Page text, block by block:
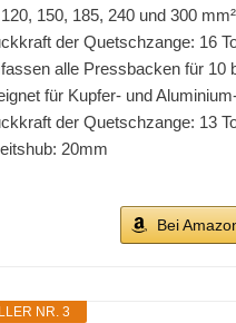
150, 185, 240 und 300 mm²
der Quetschzange: 16
alle Pressbacken für 10
für Kupfer- und
der Quetschzange: 13
20mm
Bei
NR. 3